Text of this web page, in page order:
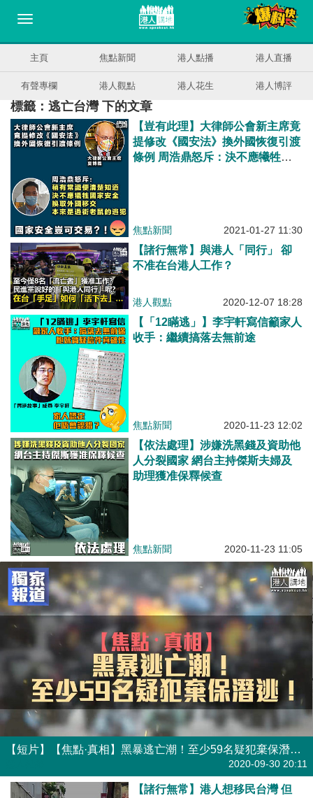
主頁 焦點新聞 港人點播 港人直播
有聲專欄 港人觀點 港人花生 港人博評
標籤：逃亡台灣 下的文章
【豈有此理】大律師公會新主席竟
提修改《國安法》換外國恢復引渡
條例 周浩鼎怒斥：決不應犧牲國
焦點新聞 2021-01-27 11:30
【諸行無常】與港人「同行」 卻
不准在台港人工作？
港人觀點 2020-12-07 18:28
【「12瞞逃」】李宇軒寫信籲家人
收手：繼續搞落去無前途
焦點新聞 2020-11-23 12:02
【依法處理】涉嫌洗黑錢及資助他
人分裂國家 網台主持傑斯夫婦及
助理獲准保釋候查
焦點新聞 2020-11-23 11:05
【短片】【焦點·真相】黑暴逃亡潮！至少59名疑犯棄保潛逃！
2020-09-30 20:11
【諸行無常】港人想移民台灣 但